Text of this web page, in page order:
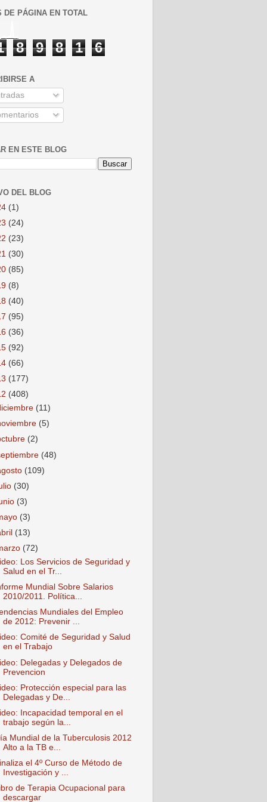
DE PÁGINA EN TOTAL
8 9 8 1 6
A
EN ESTE BLOG
DEL BLOG
(1)
(24)
(23)
(30)
(85)
(8)
(40)
(95)
(36)
(92)
(66)
(177)
(408)
(11)
(5)
(2)
(48)
(109)
(30)
(3)
(3)
(13)
(72)
Los Servicios de Seguridad y
Salud en el Tr...
Mundial Sobre Salarios
2010/2011. Política...
Mundiales del Empleo
de 2012: Prevenir ...
Comité de Seguridad y Salud
en el Trabajo
Delegadas y Delegados de
Prevencion
Protección especial para las
Delegadas y De...
Incapacidad temporal en el
trabajo según la...
Mundial de la Tuberculosis 2012
Alto a la TB e...
el 4º Curso de Método de
Investigación y ...
de Terapia Ocupacional para
descargar